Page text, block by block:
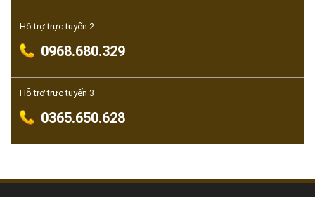
Hỗ trợ trực tuyến 2
0968.680.329
Hỗ trợ trực tuyến 3
0365.650.628